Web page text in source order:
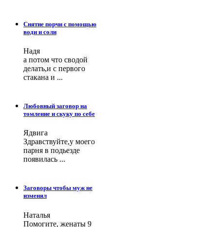
Снятие порчи с помощью
води и соли
Надя
а потом что сводой
делать,и с первого
стакана и ...
Любовный заговор на
томление и скуку по себе
Ядвига
Здравствуйте,у моего
парня в подьезде
появилась ...
Заговоры чтобы муж не
изменял
Наталья
Помогите, женаты 9